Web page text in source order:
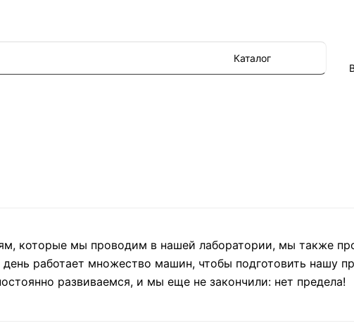
Каталог
которые мы проводим в нашей лаборатории, мы также
работает множество машин, чтобы подготовить нашу
развиваемся, и мы еще не закончили: нет предела!